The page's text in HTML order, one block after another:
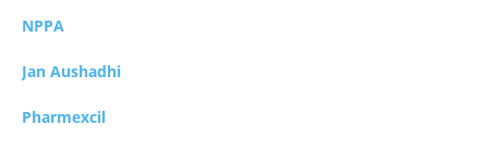
NPPA
Jan Aushadhi
Pharmexcil